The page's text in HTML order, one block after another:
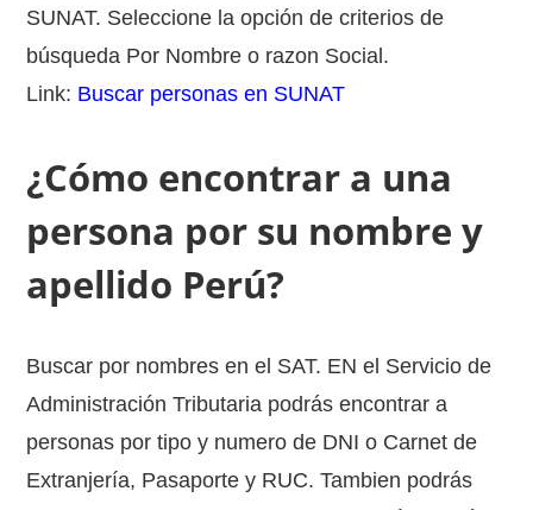
SUNAT. Seleccione la opción de criterios de
búsqueda Por Nombre o razon Social.
Link: Buscar personas en SUNAT
¿Cómo encontrar a una
persona por su nombre y
apellido Perú?
Buscar por nombres en el SAT. EN el Servicio de
Administración Tributaria podrás encontrar a
personas por tipo y numero de DNI o Carnet de
Extranjería, Pasaporte y RUC. Tambien podrás